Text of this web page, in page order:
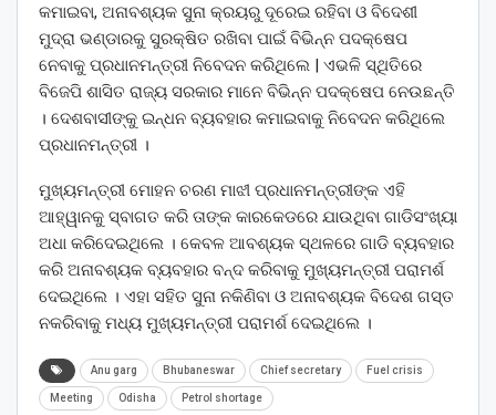
କମାଇବା, ଅନାବଶ୍ୟକ ସୁନା କ୍ରୟରୁ ଦୂରେଇ ରହିବା ଓ ବିଦେଶୀ
ମୁଦ୍ରା ଭଣ୍ଡାରକୁ ସୁରକ୍ଷିତ ରଖିବା ପାଇଁ ବିଭିନ୍ନ ପଦକ୍ଷେପ
ନେବାକୁ ପ୍ରଧାନମନ୍ତ୍ରୀ ନିବେଦନ କରିଥିଲେ | ଏଭଳି ସ୍ଥିତିରେ
ବିଜେପି ଶାସିତ ରାଜ୍ୟ ସରକାର ମାନେ ବିଭିନ୍ନ ପଦକ୍ଷେପ ନେଉଛନ୍ତି
। ଦେଶବାସୀଙ୍କୁ ଇନ୍ଧନ ବ୍ୟବହାର କମାଇବାକୁ ନିବେଦନ କରିଥିଲେ
ପ୍ରଧାନମନ୍ତ୍ରୀ ।
ମୁଖ୍ୟମନ୍ତ୍ରୀ ମୋହନ ଚରଣ ମାଝୀ ପ୍ରଧାନମନ୍ତ୍ରୀଙ୍କ ଏହି
ଆହ୍ୱାନକୁ ସ୍ବାଗତ କରି ତାଙ୍କ କାରକେଡରେ ଯାଉଥିବା ଗାଡିସଂଖ୍ୟା
ଅଧା କରିଦେଇଥିଲେ । କେବଳ ଆବଶ୍ୟକ ସ୍ଥଳରେ ଗାଡି ବ୍ୟବହାର
କରି ଅନାବଶ୍ୟକ ବ୍ୟବହାର ବନ୍ଦ କରିବାକୁ ମୁଖ୍ୟମନ୍ତ୍ରୀ ପରାମର୍ଶ
ଦେଇଥିଲେ । ଏହା ସହିତ ସୁନା ନକିଣିବା ଓ ଅନାବଶ୍ୟକ ବିଦେଶ ଗସ୍ତ
ନକରିବାକୁ ମଧ୍ୟ ମୁଖ୍ୟମନ୍ତ୍ରୀ ପରାମର୍ଶ ଦେଇଥିଲେ ।
Anu garg Bhubaneswar Chief secretary Fuel crisis
Meeting Odisha Petrol shortage